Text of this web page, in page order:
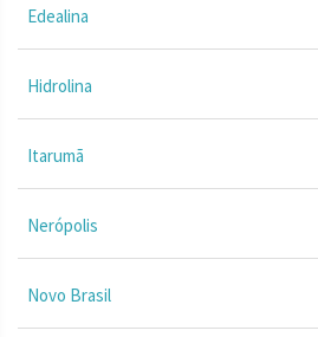
Edealina
Hidrolina
Itarumã
Nerópolis
Novo Brasil